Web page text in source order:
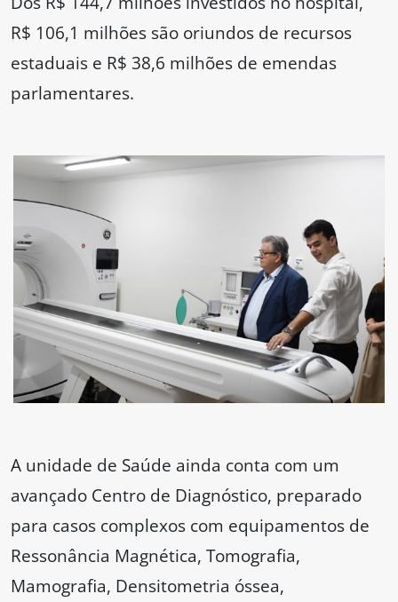
R$ 106,1 milhões são oriundos de recursos
estaduais e R$ 38,6 milhões de emendas
parlamentares.
A unidade de Saúde ainda conta com um
avançado Centro de Diagnóstico, preparado
para casos complexos com equipamentos de
Ressonância Magnética, Tomografia,
Mamografia, Densitometria óssea,